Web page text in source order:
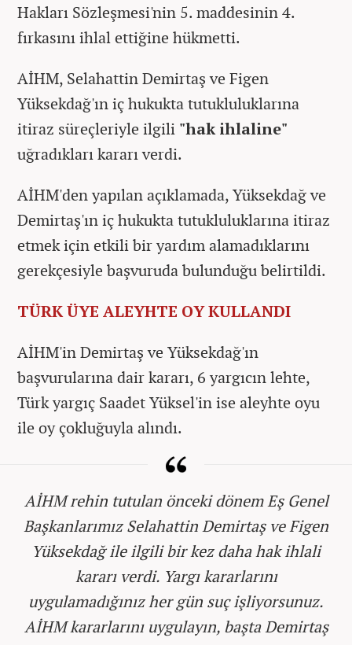
Hakları Sözleşmesi'nin 5. maddesinin 4.
fırkasını ihlal ettiğine hükmetti.
AİHM, Selahattin Demirtaş ve Figen
Yüksekdağ'ın iç hukukta tutukluluklarına
itiraz süreçleriyle ilgili "hak ihlaline"
uğradıkları kararı verdi.
AİHM'den yapılan açıklamada, Yüksekdağ ve
Demirtaş'ın iç hukukta tutukluluklarına itiraz
etmek için etkili bir yardım alamadıklarını
gerekçesiyle başvuruda bulunduğu belirtildi.
TÜRK ÜYE ALEYHTE OY KULLANDI
AİHM'in Demirtaş ve Yüksekdağ'ın
başvurularına dair kararı, 6 yargıcın lehte,
Türk yargıç Saadet Yüksel'in ise aleyhte oyu
ile oy çokluğuyla alındı.
AİHM rehin tutulan önceki dönem Eş Genel
Başkanlarımız Selahattin Demirtaş ve Figen
Yüksekdağ ile ilgili bir kez daha hak ihlali
kararı verdi. Yargı kararlarını
uygulamadığınız her gün suç işliyorsunuz.
AİHM kararlarını uygulayın, başta Demirtaş